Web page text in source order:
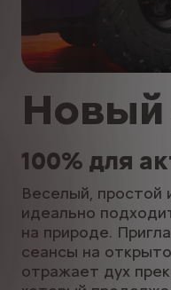
Новый
100% для
Веселый, простой
идеально
на природе.
сеансы на
отражает дух